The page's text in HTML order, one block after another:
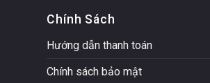
Chính Sách
Hướng dẫn thanh toán
Chính sách bảo mật